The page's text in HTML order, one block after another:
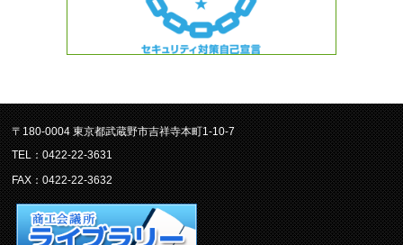
〒180-0004 東京都武蔵野市吉祥寺本町1-10-7
TEL：0422-22-3631
FAX：0422-22-3632